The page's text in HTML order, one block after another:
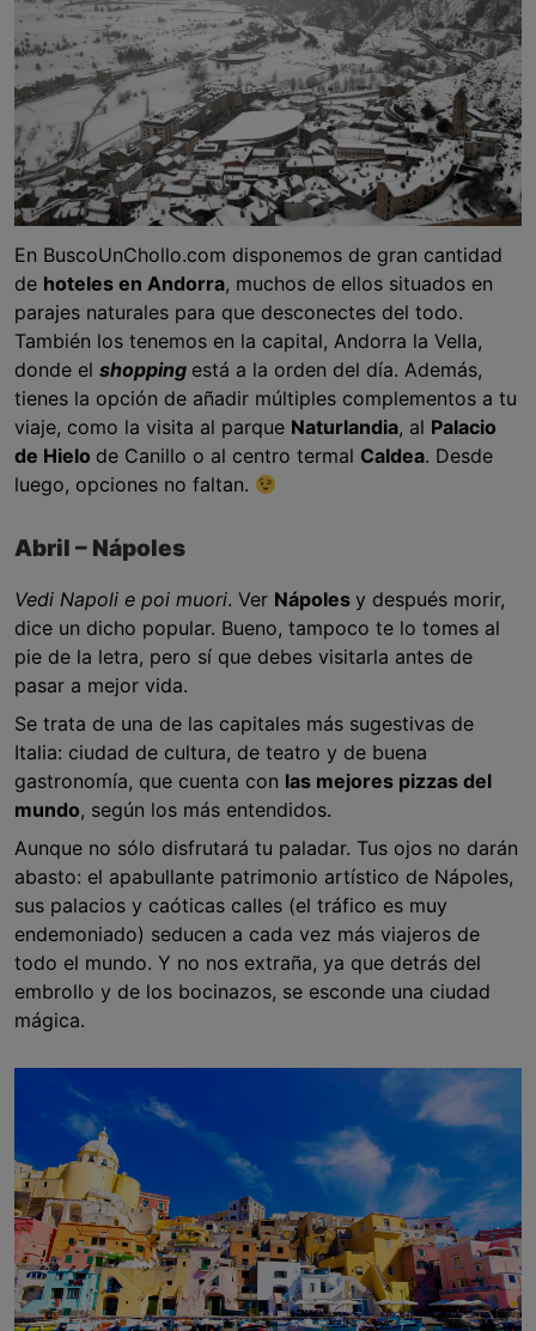
En BuscoUnChollo.com disponemos de gran cantidad
de hoteles en Andorra, muchos de ellos situados en
parajes naturales para que desconectes del todo.
También los tenemos en la capital, Andorra la Vella,
donde el shopping está a la orden del día. Además,
tienes la opción de añadir múltiples complementos a tu
viaje, como la visita al parque Naturlandia, al Palacio
de Hielo de Canillo o al centro termal Caldea. Desde
luego, opciones no faltan.
Abril – Nápoles
Vedi Napoli e poi muori. Ver Nápoles y después morir,
dice un dicho popular. Bueno, tampoco te lo tomes al
pie de la letra, pero sí que debes visitarla antes de
pasar a mejor vida.
Se trata de una de las capitales más sugestivas de
Italia: ciudad de cultura, de teatro y de buena
gastronomía, que cuenta con las mejores pizzas del
mundo, según los más entendidos.
Aunque no sólo disfrutará tu paladar. Tus ojos no darán
abasto: el apabullante patrimonio artístico de Nápoles,
sus palacios y caóticas calles (el tráfico es muy
endemoniado) seducen a cada vez más viajeros de
todo el mundo. Y no nos extraña, ya que detrás del
embrollo y de los bocinazos, se esconde una ciudad
mágica.